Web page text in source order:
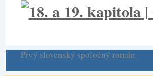
Prvý slovenský spoločný román